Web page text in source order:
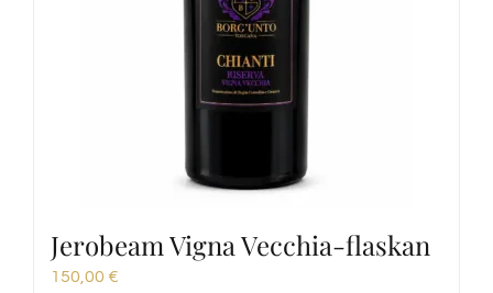
Jerobeam Vigna Vecchia-flaskan
150,00 €